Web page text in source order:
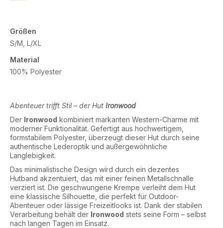
Größen
S/M, L/XL
Material
100% Polyester
Abenteuer trifft Stil – der Hut Ironwood
Der Ironwood kombiniert markanten Western-Charme mit
moderner Funktionalität. Gefertigt aus hochwertigem,
formstabilem Polyester, überzeugt dieser Hut durch seine
authentische Lederoptik und außergewöhnliche
Langlebigkeit.
Das minimalistische Design wird durch ein dezentes
Hutband akzentuiert, das mit einer feinen Metallschnalle
verziert ist. Die geschwungene Krempe verleiht dem Hut
eine klassische Silhouette, die perfekt für Outdoor-
Abenteuer oder lässige Freizeitlooks ist. Dank der stabilen
Verarbeitung behält der Ironwood stets seine Form – selbst
nach langen Tagen im Einsatz.